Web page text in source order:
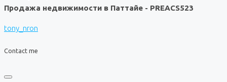
Продажа недвижимости в Паттайе - PREACS523
tony_nron
Contact me